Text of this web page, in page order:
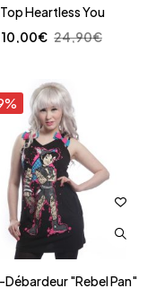
Top Heartless You
24,90€
10,00€
"Rebel Pan"